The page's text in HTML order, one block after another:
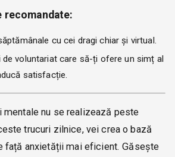
cu cei dragi chiar și virtual.
voluntariat care să-ți ofere un simț al
satisfacție.
mentale nu se realizează peste
trucuri zilnice, vei crea o bază
față anxietății mai eficient. Găsește